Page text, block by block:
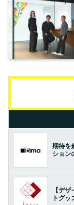
期待を
ション
【デ
トグッ